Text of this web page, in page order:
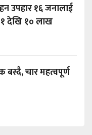
उपहार १६ जनालाई
देखि १० लाख
चार महत्वपूर्ण